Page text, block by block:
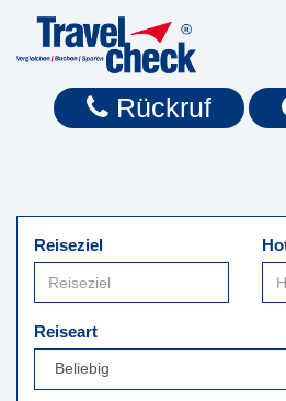
Rückruf
Reiseziel
Reiseart